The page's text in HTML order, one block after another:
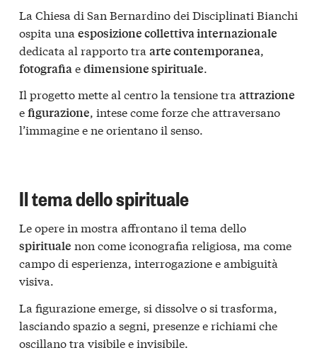
La Chiesa di San Bernardino dei Disciplinati Bianchi
ospita una esposizione collettiva internazionale
dedicata al rapporto tra arte contemporanea,
fotografiaedimensione spirituale.
Il progetto mette al centro la tensione tra attrazione
efigurazione, intese come forze che attraversano
l’immagine e ne orientano il senso.
Il tema dello spirituale
Le opere in mostra affrontano il tema dello
spirituale non come iconografia religiosa, ma come
campo di esperienza, interrogazione e ambiguità
visiva.
La figurazione emerge, si dissolve o si trasforma,
lasciando spazio a segni, presenze e richiami che
oscillano tra visibile e invisibile.